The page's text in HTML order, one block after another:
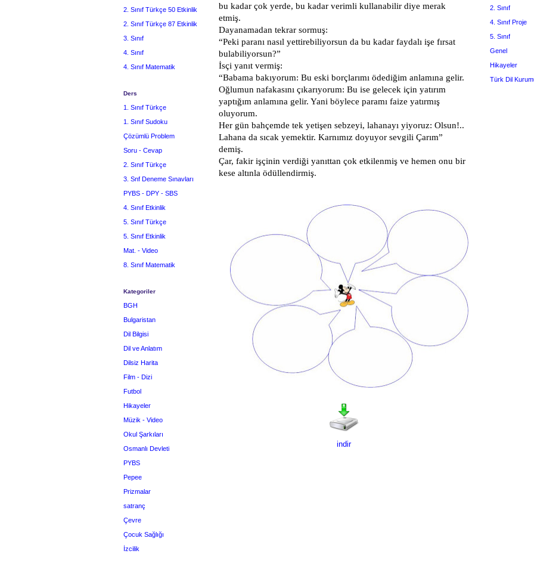
bu kadar çok yerde, bu kadar verimli kullanabilir diye merak
etmiş.
Dayanamadan tekrar sormuş:
“Peki paranı nasıl yettirebiliyorsun da bu kadar faydalı işe fırsat
bulabiliyorsun?”
İsçi yanıt vermiş:
“Babama bakıyorum: Bu eski borçlarımı ödediğim anlamına gelir.
Oğlumun nafakasını çıkarıyorum: Bu ise gelecek için yatırım
yaptığım anlamına gelir. Yani böylece paramı faize yatırmış
oluyorum.
Her gün bahçemde tek yetişen sebzeyi, lahanayı yiyoruz: Olsun!..
Lahana da sıcak yemektir. Karnımız doyuyor sevgili Çarım”
demiş.
Çar, fakir işçinin verdiği yanıttan çok etkilenmiş ve hemen onu bir
kese altınla ödüllendirmiş.
indir
2. Sınıf Türkçe 50 Etkinlik
2. Sınıf Türkçe 87 Etkinlik
3. Sınıf
4. Sınıf
4. Sınıf Matematik
Ders
1. Sınıf Türkçe
1. Sınıf Sudoku
Çözümlü Problem
Soru - Cevap
2. Sınıf Türkçe
3. Snf Deneme Sınavları
PYBS - DPY - SBS
4. Sınıf Etkinlik
5. Sınıf Türkçe
5. Sınıf Etkinlik
Mat. - Video
8. Sınıf Matematik
Kategoriler
BGH
Bulgaristan
Dil Bilgisi
Dil ve Anlatım
Dilsiz Harita
Film - Dizi
Futbol
Hikayeler
Müzik - Video
Okul Şarkıları
Osmanlı Devleti
PYBS
Pepee
Prizmalar
satranç
Çevre
Çocuk Sağlığı
İzcilik
2. Sınıf
4. Sınıf Proje
5. Sınıf
Genel
Hikayeler
Türk Dil